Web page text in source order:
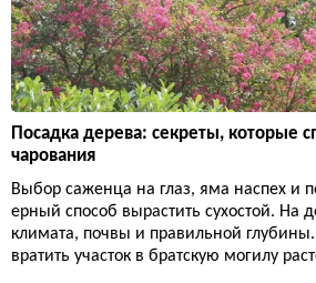
Посадка дерева: секреты, которые
чарования
Выбор саженца на глаз, яма наспех и
ерный способ вырастить сухостой. На
климата, почвы и правильной
вратить участок в братскую могилу